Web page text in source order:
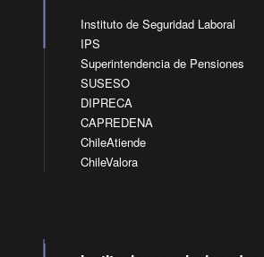
Instituto de Seguridad Laboral
IPS
Superintendencia de Pensiones
SUSESO
DIPRECA
CAPREDENA
ChileAtiende
ChileValora